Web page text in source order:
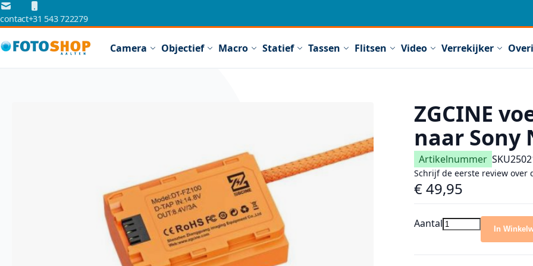
Ga naar de inhoud
contact+31 543 722279
Camera Objectief Macro Statief Tassen Flitsen Video Verrekijker
ZGCINE
naar Sony
Artikelnummer SKU
Schrijf de eerste review over
€ 49,95
Aantal In